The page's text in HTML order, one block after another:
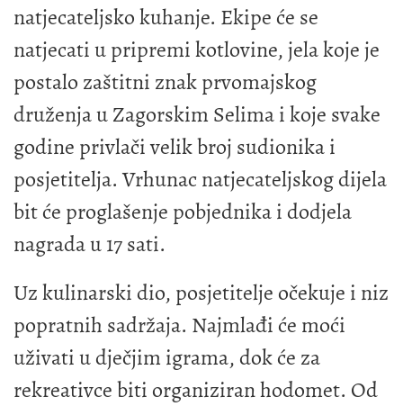
natjecateljsko kuhanje. Ekipe će se
natjecati u pripremi kotlovine, jela koje je
postalo zaštitni znak prvomajskog
druženja u Zagorskim Selima i koje svake
godine privlači velik broj sudionika i
posjetitelja. Vrhunac natjecateljskog dijela
bit će proglašenje pobjednika i dodjela
nagrada u 17 sati.
Uz kulinarski dio, posjetitelje očekuje i niz
popratnih sadržaja. Najmlađi će moći
uživati u dječjim igrama, dok će za
rekreativce biti organiziran hodomet. Od